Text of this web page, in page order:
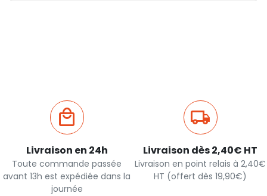
Livraison en 24h
Toute commande passée
avant 13h est expédiée dans la
journée
Livraison dès 2,40€ HT
Livraison en point relais à 2,40€
HT (offert dès 19,90€)